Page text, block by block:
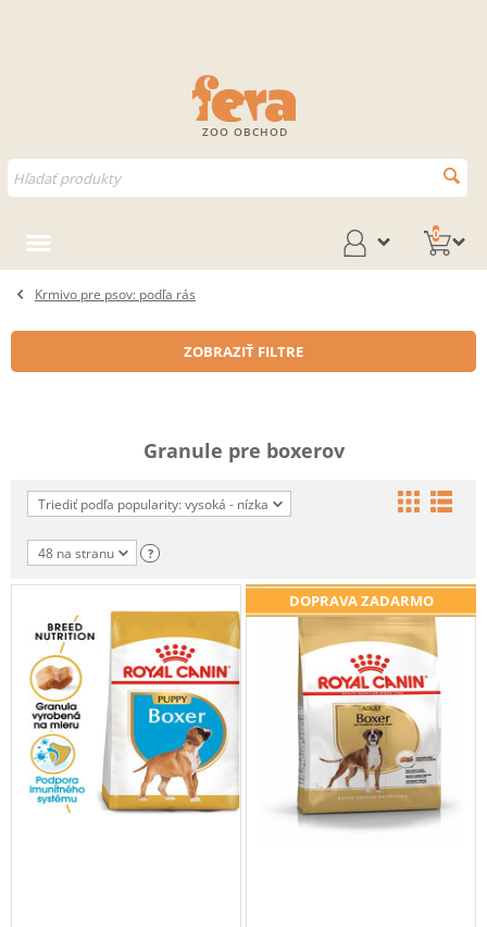
ZOO OBCHOD
0
Krmivo pre psov: podľa rás
ZOBRAZIŤ FILTRE
Granule pre boxerov
Triediť podľa popularity: vysoká - nízka
48 na stranu ?
DOPRAVA ZADARMO